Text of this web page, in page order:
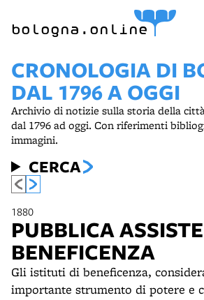
bologna.online
CRONOLOGIA DI
DAL 1796 A OGGI
Archivio di notizie sulla storia della
dal 1796 ad oggi. Con riferimenti
immagini.
CERCA
1880
PUBBLICA
BENEFICENZA
Gli istituti di beneficenza,
importante strumento di potere e